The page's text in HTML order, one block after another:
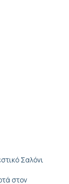
Σαλόνι
στον